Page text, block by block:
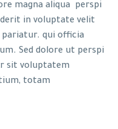
magna aliqua perspi
in voluptate velit
pariatur. qui officia
Sed dolore ut perspi
sit voluptatem
totam